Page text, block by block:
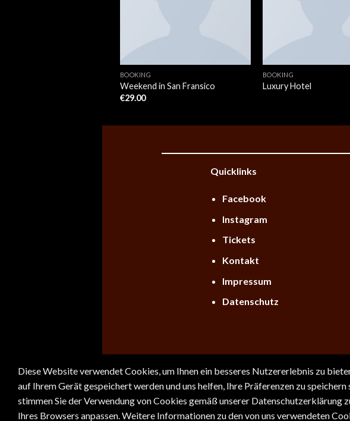
BOOKING
Weekend in San Fransico
€29.00
BOOKING
Luxury Hotel
Quicklinks
Facebook
Instagram
Tickets
Kontakt
Impressum
Datenschutz
Copyright 2026 ©Weekend of Horrors
Diese Website verwendet Cookies, um Ihnen ein besseres Nutzererlebnis zu
auf Ihrem Gerät gespeichert werden und uns helfen, Ihre Präferenzen zu
stimmen Sie der Verwendung von Cookies gemäß unserer Datenschutzerklärung
Ihres Browsers anpassen. Weitere Informationen zu den von uns verwendeten